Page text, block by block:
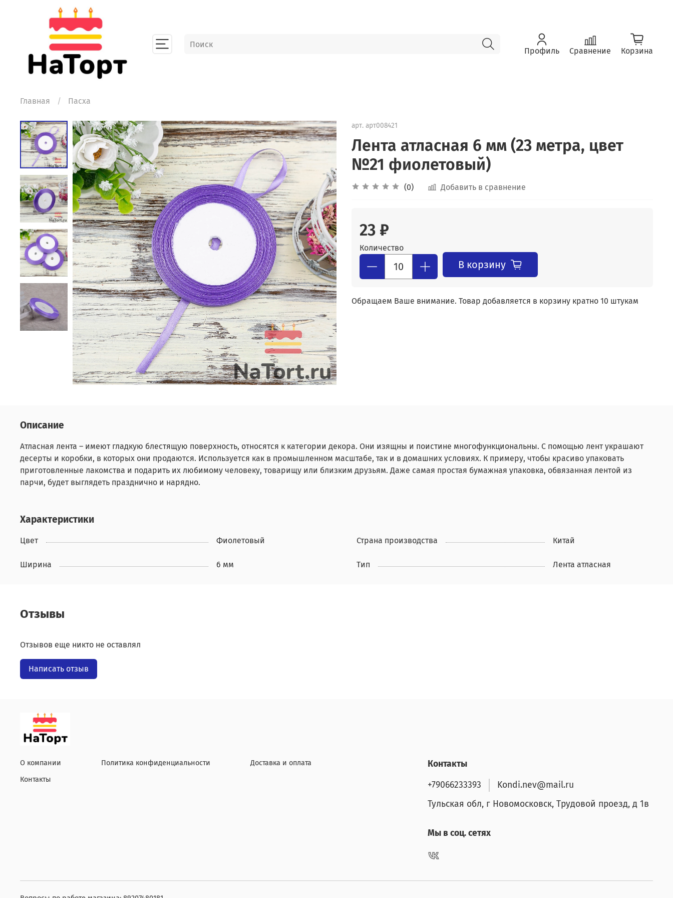
Профиль Сравнение Корзина
Главная Пасха
арт. арт008421
Лента атласная 6 мм (23 метра, цвет
№21 фиолетовый)
(0) Добавить в сравнение
23 ₽
Количество
В корзину
Обращаем Ваше внимание. Товар добавляется в корзину кратно 10 штукам
Описание
Атласная лента – имеют гладкую блестящую поверхность, относятся к категории декора. Они изящны и поистине многофункциональны. С помощью лент украшают
десерты и коробки, в которых они продаются. Используется как в промышленном масштабе, так и в домашних условиях. К примеру, чтобы красиво упаковать
приготовленные лакомства и подарить их любимому человеку, товарищу или близким друзьям. Даже самая простая бумажная упаковка, обвязанная лентой из
парчи, будет выглядеть празднично и нарядно.
Характеристики
Цвет Фиолетовый Страна производства Китай
Ширина 6 мм Тип Лента атласная
Отзывы
Отзывов еще никто не оставлял
Написать отзыв
О компании
Контакты
Политика конфиденциальности Доставка и оплата
Контакты
+79066233393
Kondi.nev@mail.ru
Тульская обл, г Новомосковск, Трудовой проезд, д 1в
Мы в соц. сетях